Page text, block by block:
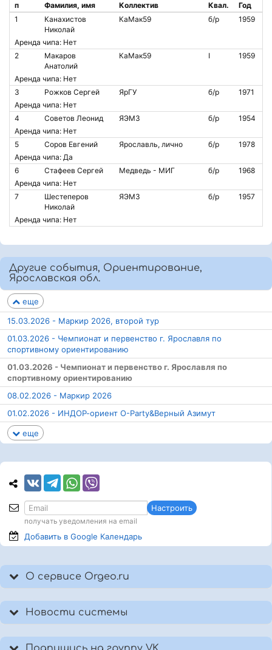
п
Фамилия, имя Коллектив Квал.
Год
1
Канахистов
Николай
КаМак59 б/р 1959
Аренда чипа: Нет
2
Макаров
Анатолий
КаМак59 I 1959
Аренда чипа: Нет
3
Рожков Сергей ЯрГУ б/р
1971
Аренда чипа: Нет
4
Советов Леонид ЯЭМЗ б/р
1954
Аренда чипа: Нет
5
Соров Евгений Ярославль, лично б/р
1978
Аренда чипа: Да
6
Стафеев Сергей Медведь - МИГ б/р
1968
Аренда чипа: Нет
7
Шестеперов
Николай
ЯЭМЗ б/р 1957
Аренда чипа: Нет
Другие события, Ориентирование,
Ярославская обл.
еще
15.03.2026 - Маркир 2026, второй тур
01.03.2026 - Чемпионат и первенство г. Ярославля по
спортивному ориентированию
01.03.2026 - Чемпионат и первенство г. Ярославля по
спортивному ориентированию
08.02.2026 - Маркир 2026
01.02.2026 - ИНДОР-ориент O-Party&Верный Азимут
еще
Настроить
получать уведомления на email
Добавить в Google Календарь
О сервисе Orgeo.ru
Новости системы